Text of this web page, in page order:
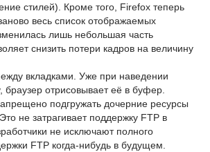
стилей). Кроме того, Firefox теперь
весь список отображаемых
лишь небольшая часть
снизить потери кадров на величину
вкладками. Уже при наведении
браузер отрисовывает её в буфер.
подгружать дочерние ресурсы
не затрагивает поддержку FTP в
не исключают полного
FTP когда-нибудь в будущем.